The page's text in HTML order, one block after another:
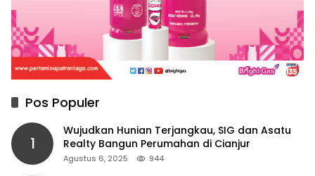
Pos Populer
1
Wujudkan Hunian Terjangkau, SIG dan Asatu
Realty Bangun Perumahan di Cianjur
Agustus 6, 2025 944